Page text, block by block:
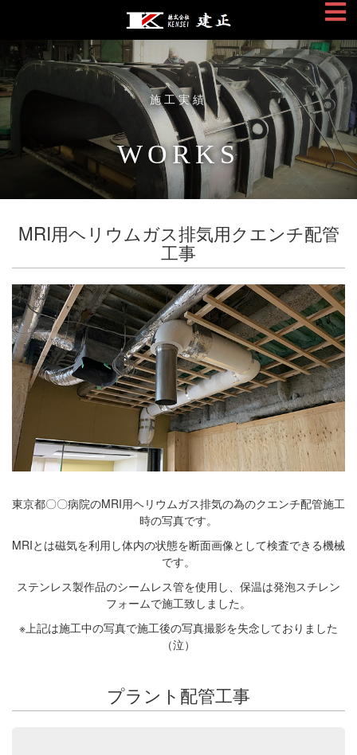
WORKS
施工実績
MRI用ヘリウムガス排気用クエンチ配管
工事
東京都〇〇病院のMRI用ヘリウムガス排気の為のクエンチ配管施工
時の写真です。
MRIとは磁気を利用し体内の状態を断面画像として検査できる機械
です。
ステンレス製作品のシームレス管を使用し、保温は発泡スチレン
フォームで施工致しました。
※上記は施工中の写真で施工後の写真撮影を失念しておりました
（泣）
プラント配管工事